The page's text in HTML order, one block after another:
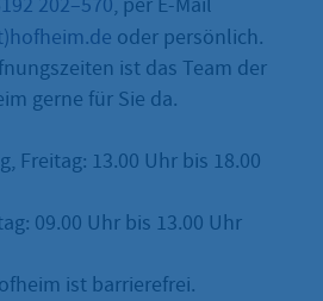
202–570, per E-Mail
oder persönlich.
ist das Team der
gerne für Sie da.
Freitag: 13.00 Uhr bis 18.00
09.00 Uhr bis 13.00 Uhr
ist barrierefrei.